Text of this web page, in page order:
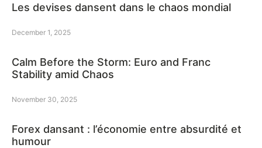
Les devises dansent dans le chaos mondial
December 1, 2025
Calm Before the Storm: Euro and Franc
Stability amid Chaos
November 30, 2025
Forex dansant : l’économie entre absurdité et
humour